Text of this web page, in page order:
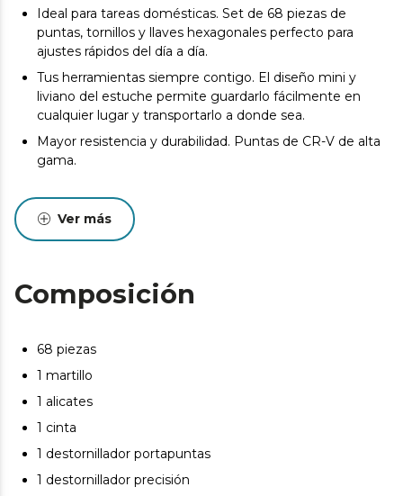
Ideal para tareas domésticas. Set de 68 piezas de
puntas, tornillos y llaves hexagonales perfecto para
ajustes rápidos del día a día.
Tus herramientas siempre contigo. El diseño mini y
liviano del estuche permite guardarlo fácilmente en
cualquier lugar y transportarlo a donde sea.
Mayor resistencia y durabilidad. Puntas de CR-V de alta
gama.
Ver más
Composición
68 piezas
1 martillo
1 alicates
1 cinta
1 destornillador portapuntas
1 destornillador precisión